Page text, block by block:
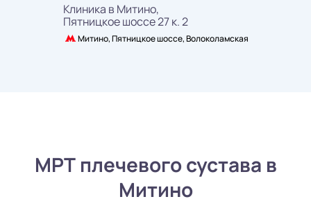
Клиника в Митино,
Пятницкое шоссе 27 к. 2
Митино, Пятницкое шоссе, Волоколамская
МРТ плечевого сустава в
Митино